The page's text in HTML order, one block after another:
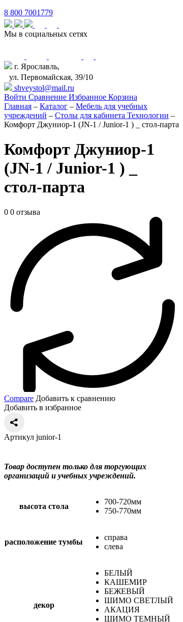
8 800 7001779
Мы в социальных сетях
г. Ярославль,
ул. Первомайская, 39/10
shveystol@mail.ru
Войти Сравнение Избранное Корзина
Главная – Каталог – Мебель для учебных
учреждений – Столы для кабинета Технологии –
Комфорт Джуниор-1 (JN-1 / Junior-1 ) _ стол-парта
Комфорт Джуниор-1
(JN-1 / Junior-1 ) _
стол-парта
0 0 отзыва
Compare Добавить к сравнению
Добавить в избранное
Артикул junior-1
Товар доступен только для торгующих
организаций и учебных учреждений.
высота стола
700-720мм
750-770мм
расположение тумбы
справа
слева
декор
БЕЛЫЙ
КАШЕМИР
БЕЖЕВЫЙ
ШИМО СВЕТЛЫЙ
АКАЦИЯ
ШИМО ТЕМНЫЙ